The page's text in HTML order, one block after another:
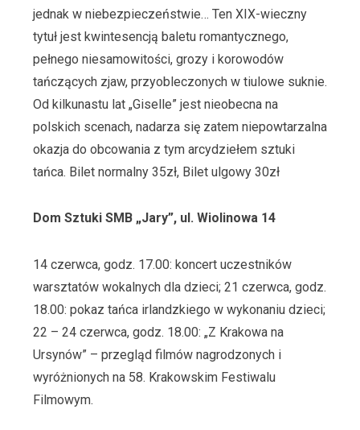
jednak w niebezpieczeństwie… Ten XIX-wieczny
tytuł jest kwintesencją baletu romantycznego,
pełnego niesamowitości, grozy i korowodów
tańczących zjaw, przyobleczonych w tiulowe suknie.
Od kilkunastu lat „Giselle” jest nieobecna na
polskich scenach, nadarza się zatem niepowtarzalna
okazja do obcowania z tym arcydziełem sztuki
tańca. Bilet normalny 35zł, Bilet ulgowy 30zł
Dom Sztuki SMB „Jary”, ul. Wiolinowa 14
14 czerwca, godz. 17.00: koncert uczestników
warsztatów wokalnych dla dzieci; 21 czerwca, godz.
18.00: pokaz tańca irlandzkiego w wykonaniu dzieci;
22 – 24 czerwca, godz. 18.00: „Z Krakowa na
Ursynów” – przegląd filmów nagrodzonych i
wyróżnionych na 58. Krakowskim Festiwalu
Filmowym.